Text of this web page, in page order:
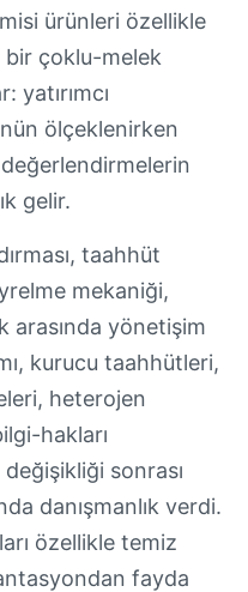
ürünleri özellikle
bir çoklu-melek
yatırımcı
ölçeklenirken
değerlendirmelerin
gelir.
taahhüt
mekaniği,
arasında yönetişim
kurucu taahhütleri,
heterojen
hakları
sonrası
danışmanlık verdi.
özellikle temiz
fayda